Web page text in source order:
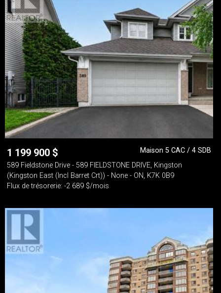
1 199 900 $
Maison 5 CAC / 4 SDB
589 Fieldstone Drive - 589 FIELDSTONE DRIVE, Kingston
(Kingston East (Incl Barret Crt)) - None - ON, K7K 0B9
Flux de trésorerie: -2 689 $/mois